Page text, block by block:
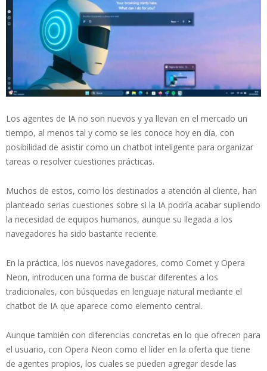
Los agentes de IA no son nuevos y ya llevan en el mercado un
tiempo, al menos tal y como se les conoce hoy en día, con
posibilidad de asistir como un chatbot inteligente para organizar
tareas o resolver cuestiones prácticas.
Muchos de estos, como los destinados a atención al cliente, han
planteado serias cuestiones sobre si la IA podría acabar supliendo
la necesidad de equipos humanos, aunque su llegada a los
navegadores ha sido bastante reciente.
En la práctica, los nuevos navegadores, como Comet y Opera
Neon, introducen una forma de buscar diferentes a los
tradicionales, con búsquedas en lenguaje natural mediante el
chatbot de IA que aparece como elemento central.
Aunque también con diferencias concretas en lo que ofrecen para
el usuario, con Opera Neon como el líder en la oferta que tiene
de agentes propios, los cuales se pueden agregar desde las